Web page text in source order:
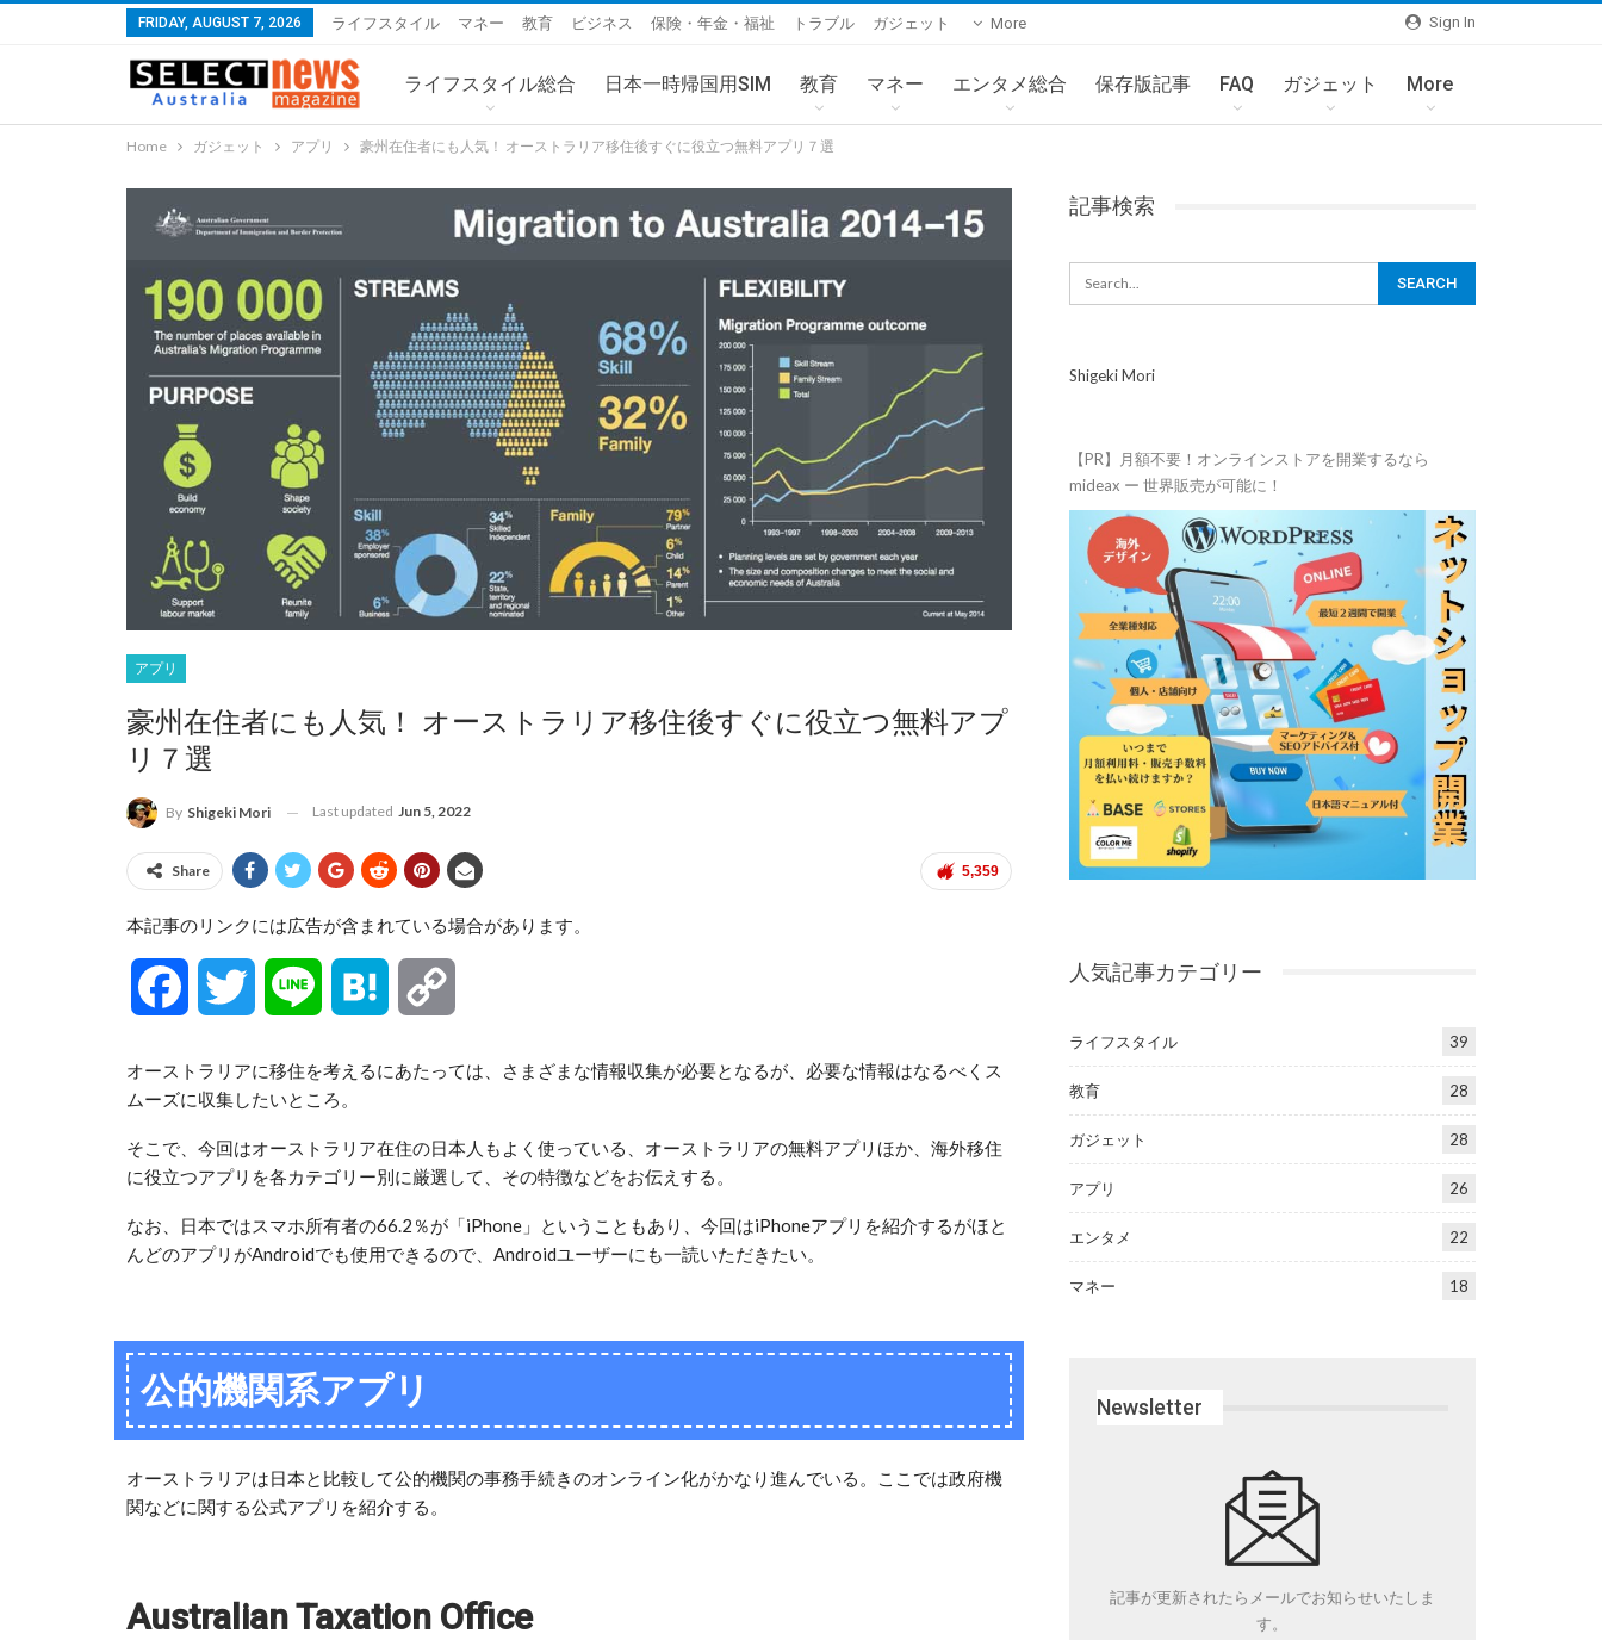
Sign In
FRIDAY, AUGUST 7, 2026 ライフスタイル マネー 教育 ビジネス 保険・年金・福祉 トラブル ガジェット More
ライフスタイル総合 日本一時帰国用SIM 教育 マネー エンタメ総合 保存版記事 FAQ ガジェット More
Home ガジェット アプリ 豪州在住者にも人気！ オーストラリア移住後すぐに役立つ無料アプリ７選
アプリ
豪州在住者にも人気！ オーストラリア移住後すぐに役立つ無料アプ
リ７選
By Shigeki Mori Last updated Jun 5, 2022
5,359
Share
本記事のリンクには広告が含まれている場合があります。
Facebook Twitter Line Hatena
オーストラリアに移住を考えるにあたっては、さまざまな情報収集が必要となるが、必要な情報はなるべくス
ムーズに収集したいところ。
そこで、今回はオーストラリア在住の日本人もよく使っている、オーストラリアの無料アプリほか、海外移住
に役立つアプリを各カテゴリー別に厳選して、その特徴などをお伝えする。
なお、日本ではスマホ所有者の66.2％が「iPhone」ということもあり、今回はiPhoneアプリを紹介するがほと
んどのアプリがAndroidでも使用できるので、Androidユーザーにも一読いただきたい。
公的機関系アプリ
オーストラリアは日本と比較して公的機関の事務手続きのオンライン化がかなり進んでいる。ここでは政府機
関などに関する公式アプリを紹介する。
Australian Taxation Office
記事検索
Shigeki Mori
【PR】月額不要！オンラインストアを開業するなら
mideax ー 世界販売が可能に！
人気記事カテゴリー
ライフスタイル 39
教育 28
ガジェット 28
アプリ 26
エンタメ 22
マネー 18
Newsletter
記事が更新されたらメールでお知らせいたしま
す。